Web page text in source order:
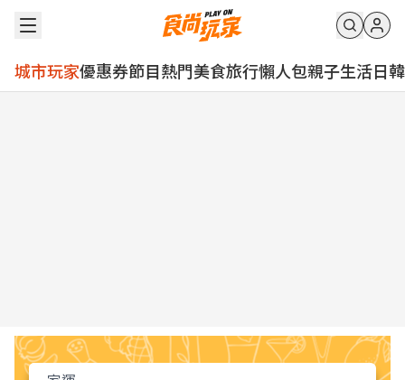
城市玩家優惠券節目熱門美食旅行懶人包親子生活日韓